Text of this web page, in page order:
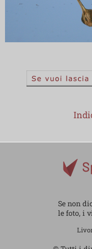
Se non
le foto, i